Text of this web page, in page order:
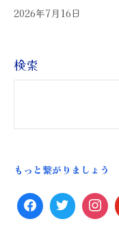
2026年7月16日
検索
もっと繋がりましょう